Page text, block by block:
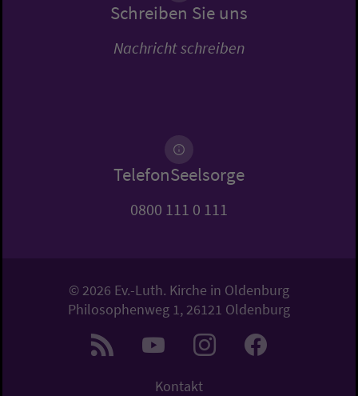
Schreiben Sie uns
Nachricht schreiben
TelefonSeelsorge
0800 111 0 111
© 2026 Ev.-Luth. Kirche in Oldenburg
Philosophenweg 1, 26121 Oldenburg
Kontakt